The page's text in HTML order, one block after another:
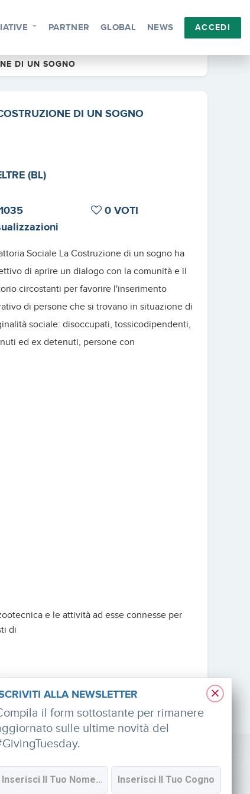
PARTNER GLOBAL NEWS ACCEDI
DI UN SOGNO
DI UN SOGNO
(BL)
0 VOTI
Sociale La Costruzione di un sogno ha
di aprire un dialogo con la comunità e il
circostanti per favorire l'inserimento
di persone che si trovano in situazione di
sociale: disoccupati, tossicodipendenti,
ed ex detenuti, persone con
e le attività ad esse connesse per
di
SOCIAL
×
ALLA NEWSLETTER
il form sottostante per rimanere
sulle ultime novità del